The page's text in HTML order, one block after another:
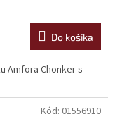
Do košíka
Amfora Chonker s
Kód: 01556910